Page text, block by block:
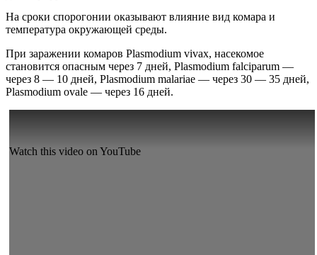
На сроки спорогонии оказывают влияние вид комара и
температура окружающей среды.
При заражении комаров Plasmodium vivax, насекомое
становится опасным через 7 дней, Plasmodium falciparum —
через 8 — 10 дней, Plasmodium malariae — через 30 — 35 дней,
Plasmodium ovale — через 16 дней.
Watch this video on YouTube